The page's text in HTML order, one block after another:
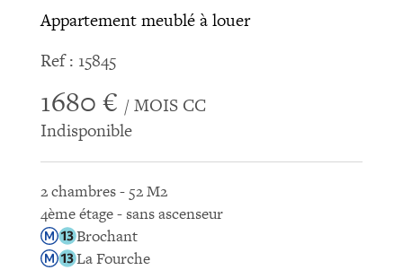
Appartement meublé à louer
Ref : 15845
1680 € / MOIS CC
Indisponible
2 chambres - 52 M2
4ème étage - sans ascenseur
Brochant
La Fourche